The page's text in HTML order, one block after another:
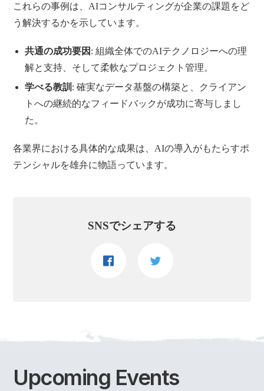
これらの事例は、AIコンサルティングが企業の課題をど
う解決するかを示しています。
共通の成功要因 : 組織全体でのAIテクノロジーへの理
解と支持、そして柔軟なプロジェクト管理。
学べる教訓 : 確実なデータ基盤の構築と、クライアン
トへの継続的なフィードバックが成功に寄与しまし
た。
各業界における具体的な成果は、AIの導入がもたらすポ
テンシャルを雄弁に物語っています。
SNSでシェアする
Upcoming Events